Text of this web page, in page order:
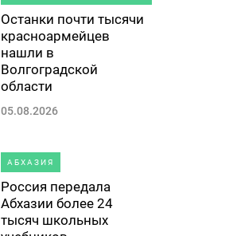
Останки почти тысячи
красноармейцев
нашли в
Волгоградской
области
05.08.2026
АБХАЗИЯ
Россия передала
Абхазии более 24
тысяч школьных